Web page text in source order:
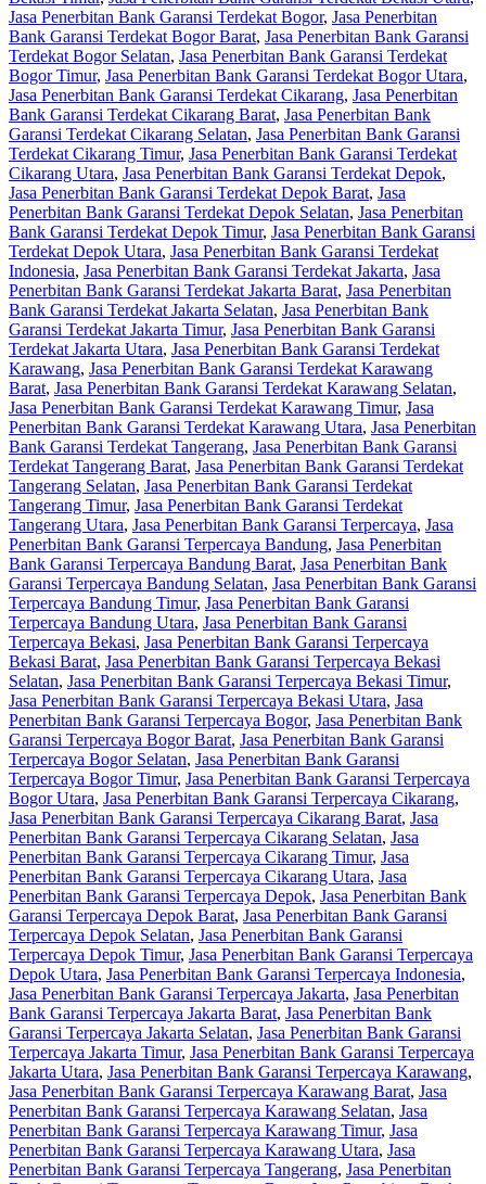
Jasa Penerbitan Bank Garansi Terdekat Bogor, Jasa Penerbitan
Bank Garansi Terdekat Bogor Barat, Jasa Penerbitan Bank Garansi
Terdekat Bogor Selatan, Jasa Penerbitan Bank Garansi Terdekat
Bogor Timur, Jasa Penerbitan Bank Garansi Terdekat Bogor Utara,
Jasa Penerbitan Bank Garansi Terdekat Cikarang, Jasa Penerbitan
Bank Garansi Terdekat Cikarang Barat, Jasa Penerbitan Bank
Garansi Terdekat Cikarang Selatan, Jasa Penerbitan Bank Garansi
Terdekat Cikarang Timur, Jasa Penerbitan Bank Garansi Terdekat
Cikarang Utara, Jasa Penerbitan Bank Garansi Terdekat Depok,
Jasa Penerbitan Bank Garansi Terdekat Depok Barat, Jasa
Penerbitan Bank Garansi Terdekat Depok Selatan, Jasa Penerbitan
Bank Garansi Terdekat Depok Timur, Jasa Penerbitan Bank Garansi
Terdekat Depok Utara, Jasa Penerbitan Bank Garansi Terdekat
Indonesia, Jasa Penerbitan Bank Garansi Terdekat Jakarta, Jasa
Penerbitan Bank Garansi Terdekat Jakarta Barat, Jasa Penerbitan
Bank Garansi Terdekat Jakarta Selatan, Jasa Penerbitan Bank
Garansi Terdekat Jakarta Timur, Jasa Penerbitan Bank Garansi
Terdekat Jakarta Utara, Jasa Penerbitan Bank Garansi Terdekat
Karawang, Jasa Penerbitan Bank Garansi Terdekat Karawang
Barat, Jasa Penerbitan Bank Garansi Terdekat Karawang Selatan,
Jasa Penerbitan Bank Garansi Terdekat Karawang Timur, Jasa
Penerbitan Bank Garansi Terdekat Karawang Utara, Jasa Penerbitan
Bank Garansi Terdekat Tangerang, Jasa Penerbitan Bank Garansi
Terdekat Tangerang Barat, Jasa Penerbitan Bank Garansi Terdekat
Tangerang Selatan, Jasa Penerbitan Bank Garansi Terdekat
Tangerang Timur, Jasa Penerbitan Bank Garansi Terdekat
Tangerang Utara, Jasa Penerbitan Bank Garansi Terpercaya, Jasa
Penerbitan Bank Garansi Terpercaya Bandung, Jasa Penerbitan
Bank Garansi Terpercaya Bandung Barat, Jasa Penerbitan Bank
Garansi Terpercaya Bandung Selatan, Jasa Penerbitan Bank Garansi
Terpercaya Bandung Timur, Jasa Penerbitan Bank Garansi
Terpercaya Bandung Utara, Jasa Penerbitan Bank Garansi
Terpercaya Bekasi, Jasa Penerbitan Bank Garansi Terpercaya
Bekasi Barat, Jasa Penerbitan Bank Garansi Terpercaya Bekasi
Selatan, Jasa Penerbitan Bank Garansi Terpercaya Bekasi Timur,
Jasa Penerbitan Bank Garansi Terpercaya Bekasi Utara, Jasa
Penerbitan Bank Garansi Terpercaya Bogor, Jasa Penerbitan Bank
Garansi Terpercaya Bogor Barat, Jasa Penerbitan Bank Garansi
Terpercaya Bogor Selatan, Jasa Penerbitan Bank Garansi
Terpercaya Bogor Timur, Jasa Penerbitan Bank Garansi Terpercaya
Bogor Utara, Jasa Penerbitan Bank Garansi Terpercaya Cikarang,
Jasa Penerbitan Bank Garansi Terpercaya Cikarang Barat, Jasa
Penerbitan Bank Garansi Terpercaya Cikarang Selatan, Jasa
Penerbitan Bank Garansi Terpercaya Cikarang Timur, Jasa
Penerbitan Bank Garansi Terpercaya Cikarang Utara, Jasa
Penerbitan Bank Garansi Terpercaya Depok, Jasa Penerbitan Bank
Garansi Terpercaya Depok Barat, Jasa Penerbitan Bank Garansi
Terpercaya Depok Selatan, Jasa Penerbitan Bank Garansi
Terpercaya Depok Timur, Jasa Penerbitan Bank Garansi Terpercaya
Depok Utara, Jasa Penerbitan Bank Garansi Terpercaya Indonesia,
Jasa Penerbitan Bank Garansi Terpercaya Jakarta, Jasa Penerbitan
Bank Garansi Terpercaya Jakarta Barat, Jasa Penerbitan Bank
Garansi Terpercaya Jakarta Selatan, Jasa Penerbitan Bank Garansi
Terpercaya Jakarta Timur, Jasa Penerbitan Bank Garansi Terpercaya
Jakarta Utara, Jasa Penerbitan Bank Garansi Terpercaya Karawang,
Jasa Penerbitan Bank Garansi Terpercaya Karawang Barat, Jasa
Penerbitan Bank Garansi Terpercaya Karawang Selatan, Jasa
Penerbitan Bank Garansi Terpercaya Karawang Timur, Jasa
Penerbitan Bank Garansi Terpercaya Karawang Utara, Jasa
Penerbitan Bank Garansi Terpercaya Tangerang, Jasa Penerbitan